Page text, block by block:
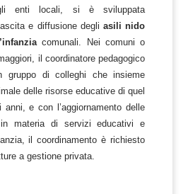
enti locali, si è sviluppata
e diffusione degliasili nido
comunali. Nei comuni o
il coordinatore pedagogico
gruppo di colleghi che insieme
delle risorse educative di quel
e con l’aggiornamento delle
in materia di servizi educativi e
il coordinamento è richiesto
a gestione privata.